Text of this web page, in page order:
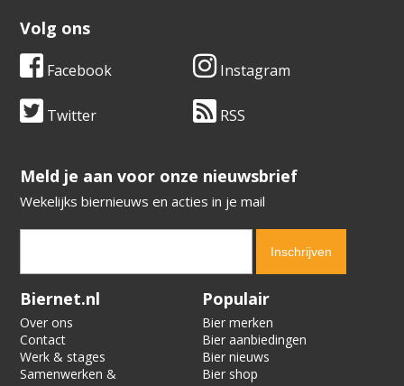
Volg ons
Facebook Instagram
Twitter RSS
​​​​​​​Meld je aan voor onze nieuwsbrief
Wekelijks biernieuws en acties in je mail
Verification code:
Biernet.nl
Over ons
Contact
Werk & stages
Samenwerken &
Populair
Bier merken
Bier aanbiedingen
Bier nieuws
Bier shop